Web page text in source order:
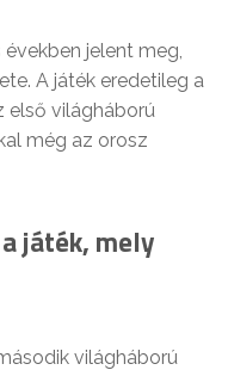
jelent meg,
A játék eredetileg a
első világháború
még az orosz
játék, mely
világháború